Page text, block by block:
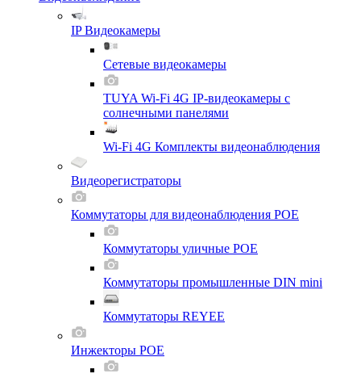
IP Видеокамеры
Сетевые видеокамеры
TUYA Wi-Fi 4G IP-видеокамеры с
солнечными панелями
Wi-Fi 4G Комплекты видеонаблюдения
Видеорегистраторы
Коммутаторы для видеонаблюдения POE
Коммутаторы уличные POE
Коммутаторы промышленные DIN mini
Коммутаторы REYEE
Инжекторы POE